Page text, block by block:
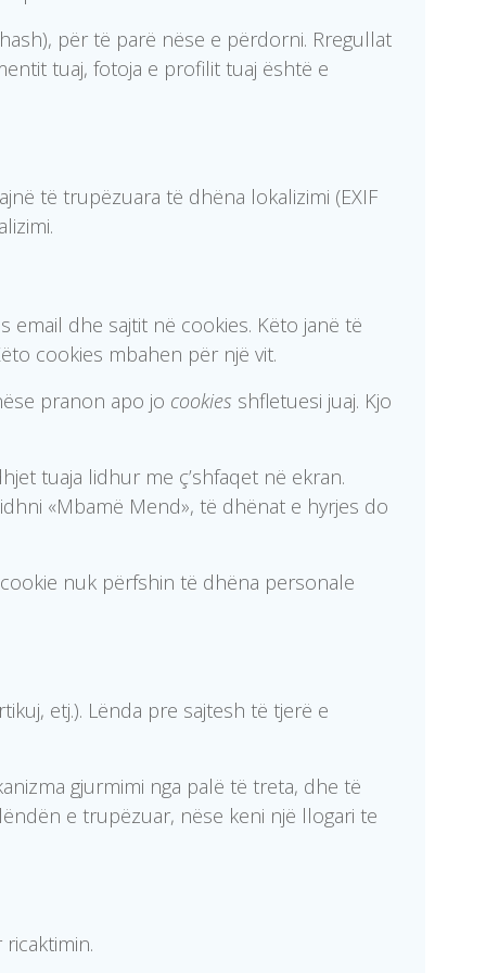
për të parë nëse e përdorni. Rregullat
tuaj, fotoja e profilit tuaj është e
të trupëzuara të dhëna lokalizimi (EXIF
dhe sajtit në cookies. Këto janë të
cookies mbahen për një vit.
pranon apo jo cookies shfletuesi juaj. Kjo
tuaja lidhur me ç’shfaqet në ekran.
«Mbamë Mend», të dhënat e hyrjes do
nuk përfshin të dhëna personale
etj.). Lënda pre sajtesh të tjerë e
gjurmimi nga palë të treta, dhe të
e trupëzuar, nëse keni një llogari te